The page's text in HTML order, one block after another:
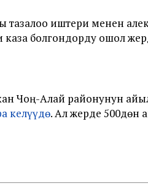
иштери менен
болгондорду ошол
Чоң-Алай районунун
келүүдө. Ал жерде 500дөн